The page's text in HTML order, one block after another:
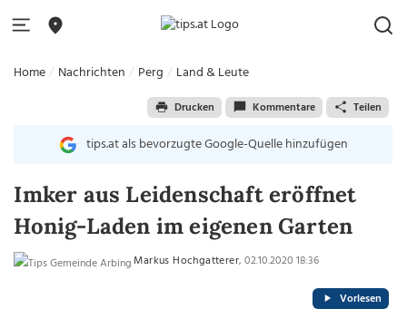
Home Nachrichten Perg Land & Leute
Drucken Kommentare Teilen
tips.at als bevorzugte Google-Quelle hinzufügen
Imker aus Leidenschaft eröffnet
Honig-Laden im eigenen Garten
Markus Hochgatterer, 02.10.2020 18:36
Vorlesen